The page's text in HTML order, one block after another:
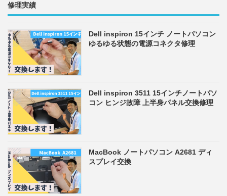
修理実績
Dell inspiron 15インチ ノートパソコン
ゆるゆる状態の電源コネクタ修理
Dell inspiron 3511 15インチノートパソ
コン ヒンジ故障 上半身パネル交換修理
MacBook ノートパソコン A2681 ディ
スプレイ交換